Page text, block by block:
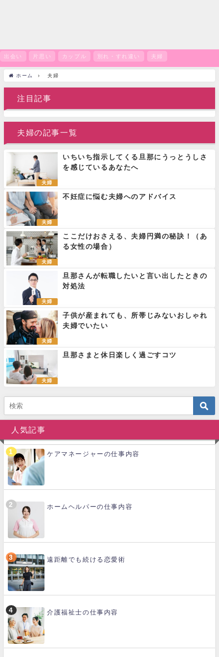
出会い 片思い カップル 別れ・すれ違い 夫婦
ホーム 夫婦
注目記事
夫婦の記事一覧
夫婦
いちいち指示してくる旦那にうっとうしさ
を感じているあなたへ
夫婦
不妊症に悩む夫婦へのアドバイス
夫婦
ここだけおさえる、夫婦円満の秘訣！（あ
る女性の場合）
夫婦
旦那さんが転職したいと言い出したときの
対処法
夫婦
子供が産まれても、所帯じみないおしゃれ
夫婦でいたい
夫婦
旦那さまと休日楽しく過ごすコツ
人気記事
ケアマネージャーの仕事内容
ホームヘルパーの仕事内容
遠距離でも続ける恋愛術
介護福祉士の仕事内容